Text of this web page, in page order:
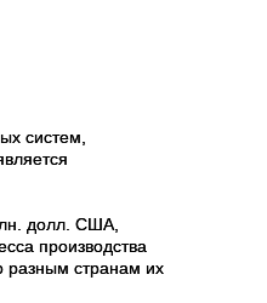
систем,
долл. США,
производства
разным странам их